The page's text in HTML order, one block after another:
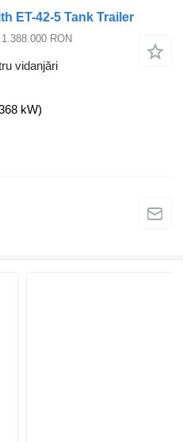
ET-42-5 Tank Trailer
RON
vidanjări
kW)